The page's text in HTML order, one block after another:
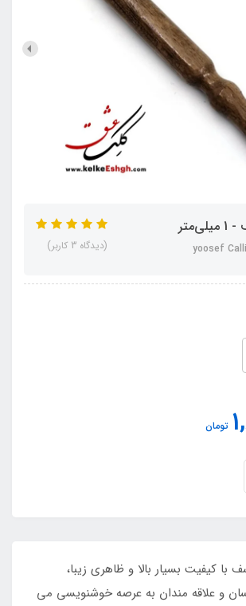
yoosef (دیدگاه 3 کاربر)
تومان
با کیفیت بسیار بالا و ظاهری زیبا،
و علاقه مندان به عرصه خوشنویسی می